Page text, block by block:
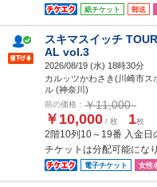
紙チケット 郵送
スキマスイッチ
AL vol.3
2026/08/19 (水) 18時30分
カルッツかわさき(川崎市ス
ル (神奈川)
前の価格： ￥11,000
￥10,000 / 枚 1枚
2階10列10～19番 入金日
チケットは分配可能にな
電子チケット 女性